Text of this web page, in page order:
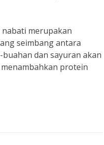
merupakan
seimbang antara
dan sayuran akan
protein